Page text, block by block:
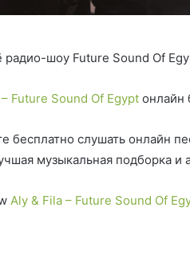
радио-шоу Future Sound Of
Future Sound Of Egypt онлайн
бесплатно слушать онлайн
музыкальная подборка и
Aly & Fila – Future Sound Of